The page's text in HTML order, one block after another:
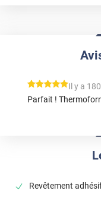
Revêtement
*****
Il y a
Parfait !